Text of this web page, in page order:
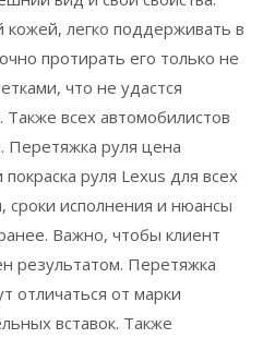
легко поддерживать в
протирать его только не
что не удастся
всех автомобилистов
Перетяжка руля цена
руля Lexus для всех
сроки исполнения и нюансы
Важно, чтобы клиент
результатом. Перетяжка
отличаться от марки
вставок. Также